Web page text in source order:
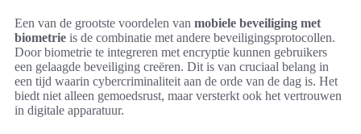
Een van de grootste voordelen van mobiele beveiliging met
biometrie is de combinatie met andere beveiligingsprotocollen.
Door biometrie te integreren met encryptie kunnen gebruikers
een gelaagde beveiliging creëren. Dit is van cruciaal belang in
een tijd waarin cybercriminaliteit aan de orde van de dag is. Het
biedt niet alleen gemoedsrust, maar versterkt ook het vertrouwen
in digitale apparatuur.